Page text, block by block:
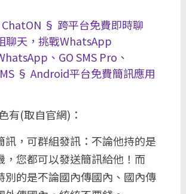
§ 跨平台免費即時聊
聊天，挑戰WhatsApp
、GO SMS Pro、
§ Android平台免費簡訊應用
有(取自官網)：
訊，可群組發訊：不論他持的是
，您都可以發送簡訊給他！而
別的是不論國內傳國內、國內傳